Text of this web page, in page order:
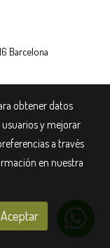
Barcelona
obtener datos
y mejorar
a través
en nuestra
Aceptar